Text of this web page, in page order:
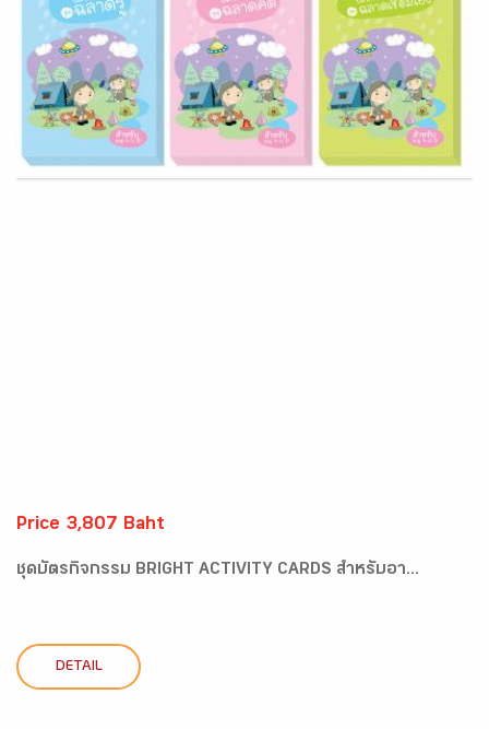
Price 3,807 Baht
ชุดบัตรกิจกรรม BRIGHT ACTIVITY CARDS สำหรับอา...
DETAIL